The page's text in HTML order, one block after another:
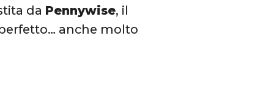
da Pennywise, il
anche molto